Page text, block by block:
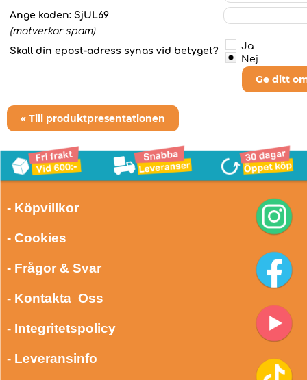
Ange koden: SjUL69
(motverkar spam)
Skall din epost-adress synas vid betyget?
Ja
Nej
Ge ditt
« Till produktpresentationen
- Köpvillkor
- Cookies
- Frågor & Svar
- Kontakta Oss
- Integritetspolicy
- Leveransinfo